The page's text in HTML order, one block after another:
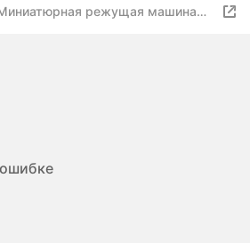
режущая машина